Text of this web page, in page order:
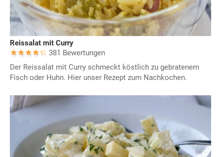
Reissalat mit Curry
381 Bewertungen
Der Reissalat mit Curry schmeckt köstlich zu gebratenem
Fisch oder Huhn. Hier unser Rezept zum Nachkochen.